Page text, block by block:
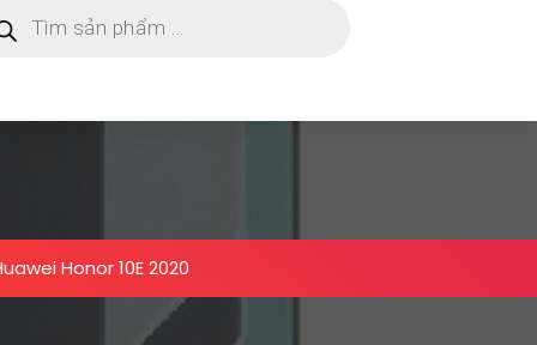
Honor 10E 2020